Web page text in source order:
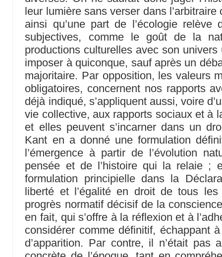
leur lumière sans verser dans l’arbitraire
ainsi qu’une part de l’écologie relève
subjectives, comme le goût de la
productions culturelles avec son
imposer à quiconque, sauf après un
majoritaire. Par opposition, les valeurs
obligatoires, concernent nos rapports
déjà indiqué, s’appliquent aussi, voire
vie collective, aux rapports sociaux et à
et elles peuvent s’incarner dans un
Kant en a donné une formulation
l’émergence à partir de l’évolution
pensée et de l’histoire qui la relaie ;
formulation principielle dans la
liberté et l’égalité en droit de tous
progrès normatif décisif de la
en fait, qui s’offre à la réflexion et à
considérer comme définitif, échappant
d’apparition. Par contre, il n’était pas